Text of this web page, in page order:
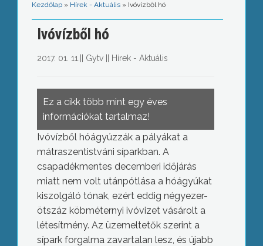
Kezdőlap » Hírek - Aktuális » Ivóvízből hó
Ivóvízből hó
2017. 01. 11. Gytv|| Hírek - Aktuális
Ez a cikk több mint egy éves
információkat tartalmaz!
Ivóvízből hóágyúzzák a pályákat a
mátraszentistváni síparkban. A
csapadékmentes decemberi időjárás
miatt nem volt utánpótlása a hóágyúkat
kiszolgáló tónak, ezért eddig négyezer-
ötszáz köbméternyi ivóvizet vásárolt a
létesítmény. Az üzemeltetők szerint a
sípark forgalma zavartalan lesz, és újabb